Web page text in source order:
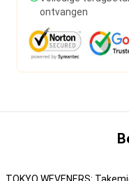
ontvangen